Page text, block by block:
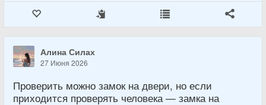
Алина Силах
27 Июня 2026
Проверить можно замок на двери, но если
приходится проверять человека — замка на